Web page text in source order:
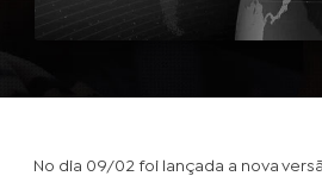
No dia 09/02 foi lançada a nova